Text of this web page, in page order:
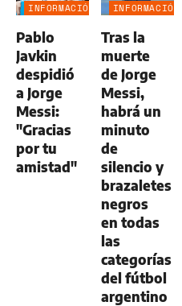
INFORMACIÓN
Pablo
Javkin
despidió
a Jorge
Messi:
"Gracias
por tu
amistad"
INFORMACIÓN
Tras la
muerte
de Jorge
Messi,
habrá un
minuto
de
silencio y
brazaletes
negros
en todas
las
categorías
del fútbol
argentino